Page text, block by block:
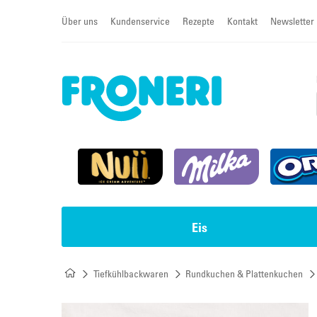
Über uns Kundenservice Rezepte Kontakt Newsletter
Eis
Tiefkühlbackwaren Rundkuchen & Plattenkuchen